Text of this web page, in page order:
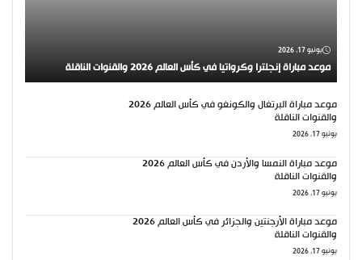
يونيو 17, 2026
موعد مباراة إنجلترا وكرواتيا في كأس العالم 2026 والقنوات الناقلة
موعد مباراة البرتغال والكونغو في كأس العالم 2026
والقنوات الناقلة
يونيو 17, 2026
موعد مباراة النمسا والأردن في كأس العالم 2026
والقنوات الناقلة
يونيو 17, 2026
موعد مباراة الأرجنتين والجزائر في كأس العالم 2026
والقنوات الناقلة
يونيو 17, 2026